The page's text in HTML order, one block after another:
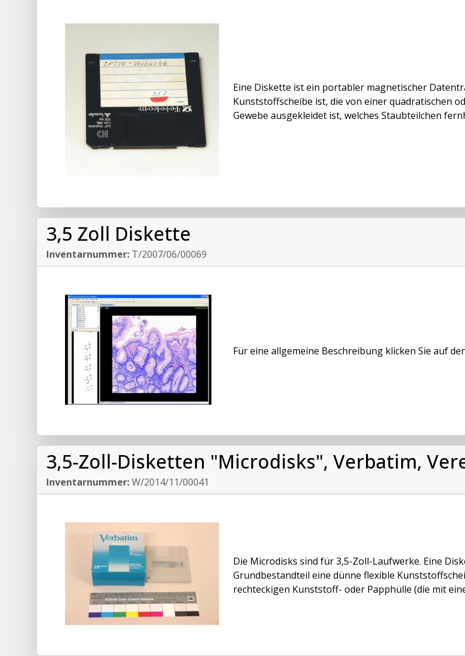
Eine Diskette ist ein portabler magnetischer
Kunststoffscheibe ist, die von einer quadratischen
Gewebe ausgekleidet ist, welches Staubteilchen
3,5 Zoll Diskette
Inventarnummer: T/2007/06/00069
Für eine allgemeine Beschreibung klicken Sie auf
3,5-Zoll-Disketten "Microdisks", Verbatim,
Inventarnummer:W/2014/11/00041
Die Microdisks sind für 3,5-Zoll-Laufwerke. Eine
Grundbestandteil eine dünne flexible
rechteckigen Kunststoff- oder Papphülle (die mit